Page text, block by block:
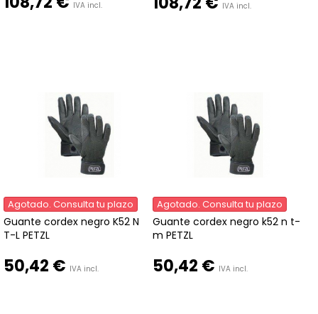
IVA incl. IVA incl.
Agotado. Consulta tu plazo
Guante cordex negro K52 N
T-L PETZL
50,42 € IVA incl.
Agotado. Consulta tu plazo
Guante cordex negro k52 n t-
m PETZL
50,42 € IVA incl.